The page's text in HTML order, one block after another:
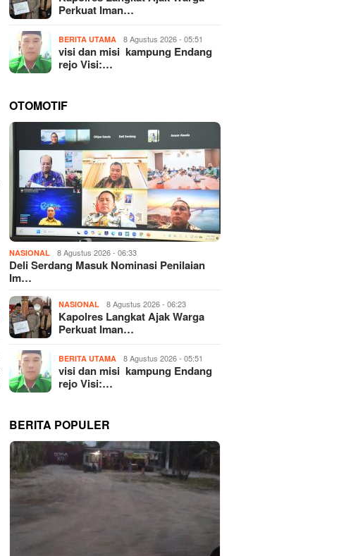
Perkuat Iman…
BERITA UTAMA 8 Agustus 2026 - 05:51
visi dan misi kampung Endang
rejo Visi:…
OTOMOTIF
NASIONAL 8 Agustus 2026 - 06:33
Deli Serdang Masuk Nominasi Penilaian
Im…
NASIONAL 8 Agustus 2026 - 06:23
Kapolres Langkat Ajak Warga
Perkuat Iman…
BERITA UTAMA 8 Agustus 2026 - 05:51
visi dan misi kampung Endang
rejo Visi:…
BERITA POPULER